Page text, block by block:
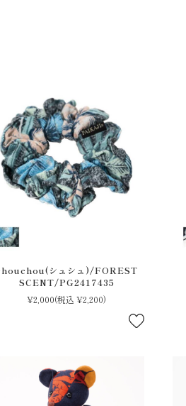
シュシュ)/FOREST
SCENT/PG2417435
¥2,000(税込 ¥2,200)